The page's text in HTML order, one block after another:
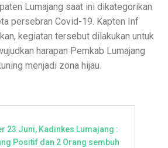
Lumajang saat ini dikategorikan
persebran Covid-19. Kapten Inf
kegiatan tersebut dilakukan untuk
harapan Pemkab Lumajang
menjadi zona hijau.
23 Juni, Kadinkes Lumajang :
Positif dan 2 Orang sembuh